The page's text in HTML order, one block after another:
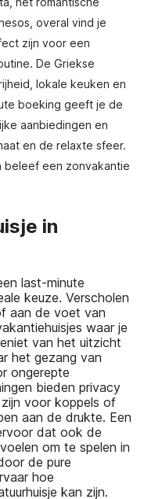
overal vind je
zijn voor een
De Griekse
lokale keuken en
boeking geeft je de
aanbiedingen en
en de relaxte sfeer.
beleef een zonvakantie
in
last-minute
keuze. Verscholen
aan de voet van
waar je
van het uitzicht
het gezang van
ongerepte
bieden privacy
voor koppels of
aan de drukte. Een
dat ook de
om te spelen in
de pure
hoe
kan zijn.